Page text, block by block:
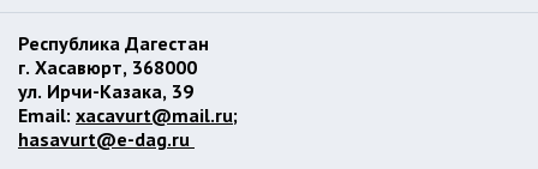
Республика Дагестан
г. Хасавюрт, 368000
ул. Ирчи-Казака, 39
Email: xacavurt@mail.ru;
hasavurt@e-dag.ru